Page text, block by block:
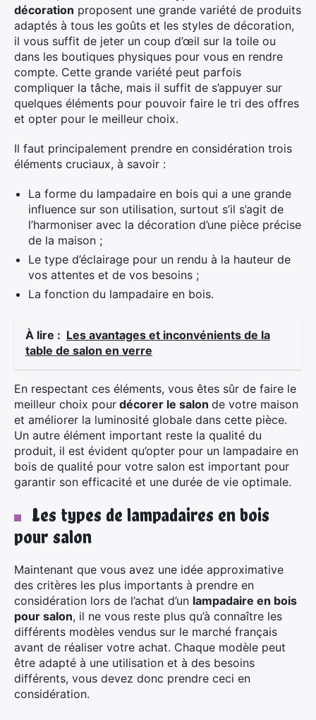
décoration proposent une grande variété de produits
adaptés à tous les goûts et les styles de décoration,
il vous suffit de jeter un coup d’œil sur la toile ou
dans les boutiques physiques pour vous en rendre
compte. Cette grande variété peut parfois
compliquer la tâche, mais il suffit de s’appuyer sur
quelques éléments pour pouvoir faire le tri des offres
et opter pour le meilleur choix.
Il faut principalement prendre en considération trois
éléments cruciaux, à savoir :
La forme du lampadaire en bois qui a une grande
influence sur son utilisation, surtout s’il s’agit de
l’harmoniser avec la décoration d’une pièce précise
de la maison ;
Le type d’éclairage pour un rendu à la hauteur de
vos attentes et de vos besoins ;
La fonction du lampadaire en bois.
À lire : Les avantages et inconvénients de la
table de salon en verre
En respectant ces éléments, vous êtes sûr de faire le
meilleur choix pour décorer le salon de votre maison
et améliorer la luminosité globale dans cette pièce.
Un autre élément important reste la qualité du
produit, il est évident qu’opter pour un lampadaire en
bois de qualité pour votre salon est important pour
garantir son efficacité et une durée de vie optimale.
Les types de lampadaires en bois
pour salon
Maintenant que vous avez une idée approximative
des critères les plus importants à prendre en
considération lors de l’achat d’un lampadaire en bois
pour salon, il ne vous reste plus qu’à connaître les
différents modèles vendus sur le marché français
avant de réaliser votre achat. Chaque modèle peut
être adapté à une utilisation et à des besoins
différents, vous devez donc prendre ceci en
considération.